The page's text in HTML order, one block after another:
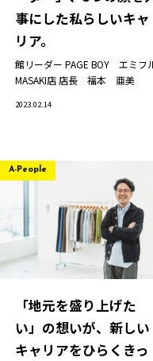
サス
グ
事にした私らしいキャ
リア。
館リーダー PAGE BOY エミフ
MASAKI店 店長 福本 亜美
2023.02.14
「地元を盛り上げた
い」の想いが、新しい
キャリアをひらくきっ
A-People